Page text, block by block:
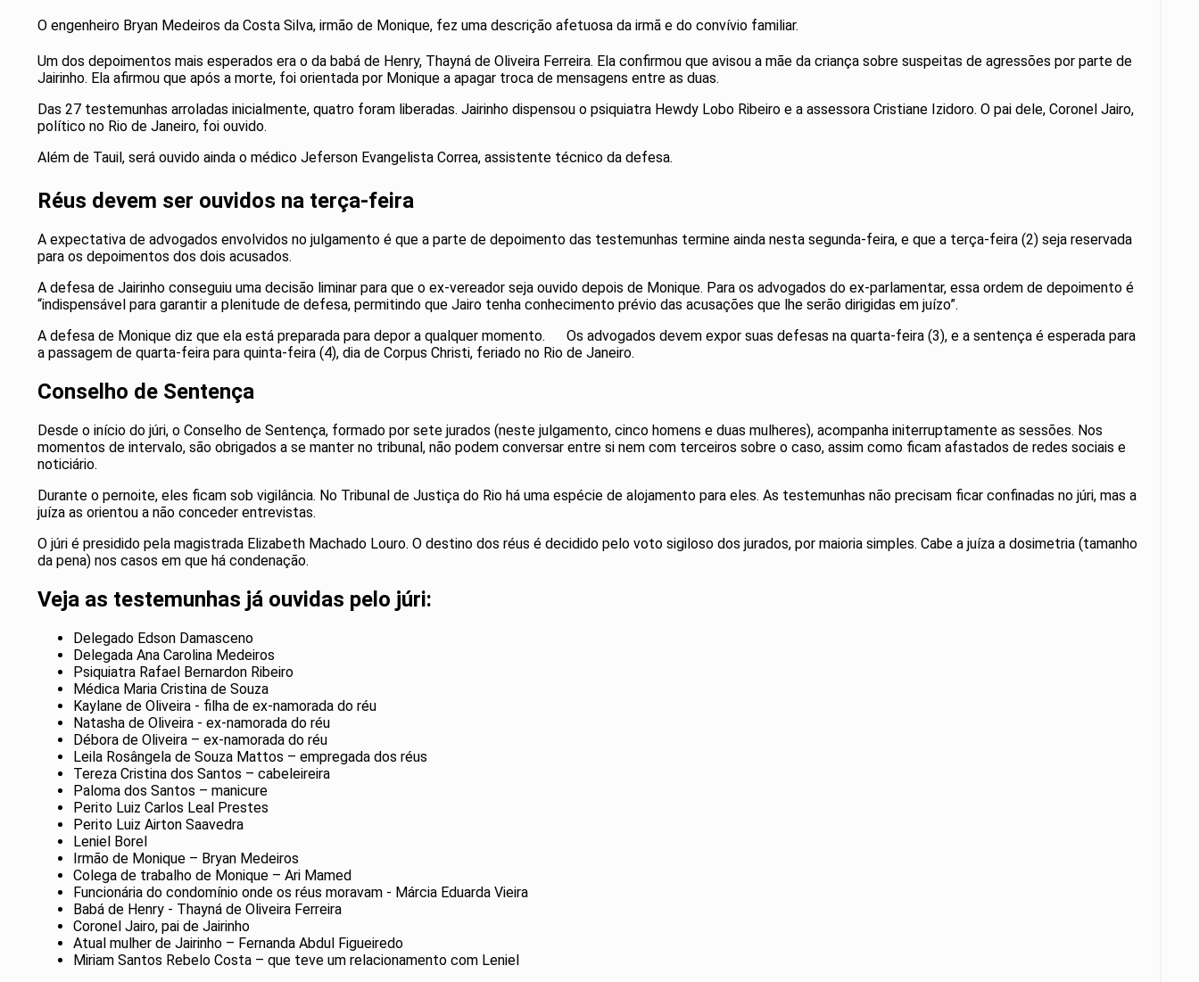
O engenheiro Bryan Medeiros da Costa Silva, irmão de Monique, fez uma descrição afetuosa da irmã e do convívio familiar.
Um dos depoimentos mais esperados era o da babá de Henry, Thayná de Oliveira Ferreira. Ela confirmou que avisou a mãe da criança sobre suspeitas de agressões por parte de
Jairinho. Ela afirmou que após a morte, foi orientada por Monique a apagar troca de mensagens entre as duas.
Das 27 testemunhas arroladas inicialmente, quatro foram liberadas. Jairinho dispensou o psiquiatra Hewdy Lobo Ribeiro e a assessora Cristiane Izidoro. O pai dele, Coronel Jairo,
político no Rio de Janeiro, foi ouvido.
Além de Tauil, será ouvido ainda o médico Jeferson Evangelista Correa, assistente técnico da defesa.
Réus devem ser ouvidos na terça-feira
A expectativa de advogados envolvidos no julgamento é que a parte de depoimento das testemunhas termine ainda nesta segunda-feira, e que a terça-feira (2) seja reservada
para os depoimentos dos dois acusados.
A defesa de Jairinho conseguiu uma decisão liminar para que o ex-vereador seja ouvido depois de Monique. Para os advogados do ex-parlamentar, essa ordem de depoimento é
“indispensável para garantir a plenitude de defesa, permitindo que Jairo tenha conhecimento prévio das acusações que lhe serão dirigidas em juízo”.
A defesa de Monique diz que ela está preparada para depor a qualquer momento. Os advogados devem expor suas defesas na quarta-feira (3), e a sentença é esperada para
a passagem de quarta-feira para quinta-feira (4), dia de Corpus Christi, feriado no Rio de Janeiro.
Conselho de Sentença
Desde o início do júri, o Conselho de Sentença, formado por sete jurados (neste julgamento, cinco homens e duas mulheres), acompanha initerruptamente as sessões. Nos
momentos de intervalo, são obrigados a se manter no tribunal, não podem conversar entre si nem com terceiros sobre o caso, assim como ficam afastados de redes sociais e
noticiário.
Durante o pernoite, eles ficam sob vigilância. No Tribunal de Justiça do Rio há uma espécie de alojamento para eles. As testemunhas não precisam ficar confinadas no júri, mas a
juíza as orientou a não conceder entrevistas.
O júri é presidido pela magistrada Elizabeth Machado Louro. O destino dos réus é decidido pelo voto sigiloso dos jurados, por maioria simples. Cabe a juíza a dosimetria (tamanho
da pena) nos casos em que há condenação.
Veja as testemunhas já ouvidas pelo júri:
Delegado Edson Damasceno
Delegada Ana Carolina Medeiros
Psiquiatra Rafael Bernardon Ribeiro
Médica Maria Cristina de Souza
Kaylane de Oliveira - filha de ex-namorada do réu
Natasha de Oliveira - ex-namorada do réu
Débora de Oliveira – ex-namorada do réu
Leila Rosângela de Souza Mattos – empregada dos réus
Tereza Cristina dos Santos – cabeleireira
Paloma dos Santos – manicure
Perito Luiz Carlos Leal Prestes
Perito Luiz Airton Saavedra
Leniel Borel
Irmão de Monique – Bryan Medeiros
Colega de trabalho de Monique – Ari Mamed
Funcionária do condomínio onde os réus moravam - Márcia Eduarda Vieira
Babá de Henry - Thayná de Oliveira Ferreira
Coronel Jairo, pai de Jairinho
Atual mulher de Jairinho – Fernanda Abdul Figueiredo
Miriam Santos Rebelo Costa – que teve um relacionamento com Leniel